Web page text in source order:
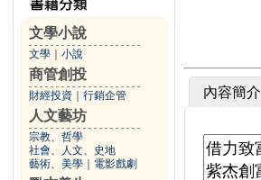
文學小說
文學 小說
商管創投
財經投資 行銷企管
人文藝坊
宗教、哲學
社會、人文、史地
藝術、美學
電影戲劇
內容簡介